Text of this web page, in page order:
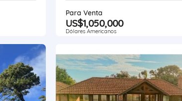
Para Venta
US$1,050,000
Dólares Americanos